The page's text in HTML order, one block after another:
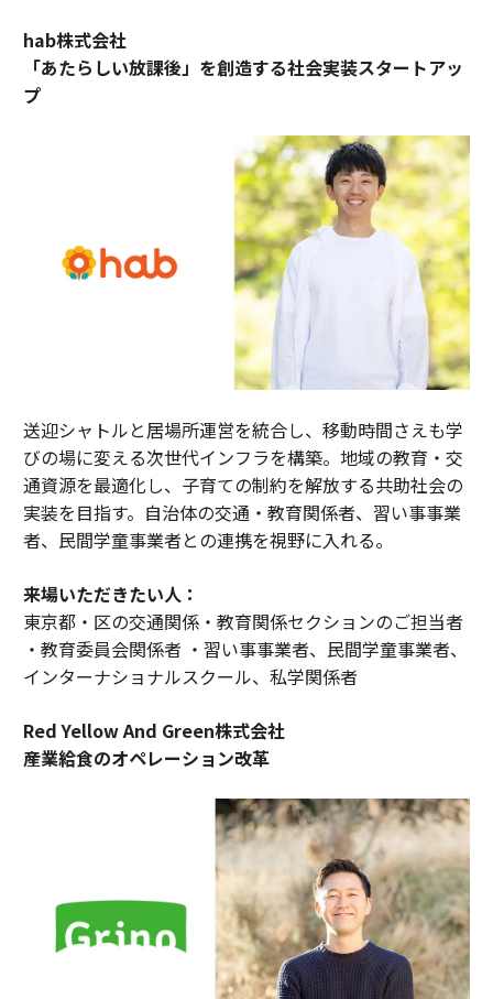
hab株式会社
「あたらしい放課後」を創造する社会実装スタートアッ
プ
送迎シャトルと居場所運営を統合し、移動時間さえも学
びの場に変える次世代インフラを構築。地域の教育・交
通資源を最適化し、子育ての制約を解放する共助社会の
実装を目指す。自治体の交通・教育関係者、習い事事業
者、民間学童事業者との連携を視野に入れる。
来場いただきたい人：
東京都・区の交通関係・教育関係セクションのご担当者
・教育委員会関係者 ・習い事事業者、民間学童事業者、
インターナショナルスクール、私学関係者
Red Yellow And Green株式会社
産業給食のオペレーション改革